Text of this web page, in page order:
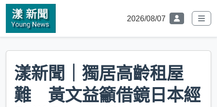
2026/08/07
漾新聞｜獨居高齡租屋
難 黃文益籲借鏡日本經